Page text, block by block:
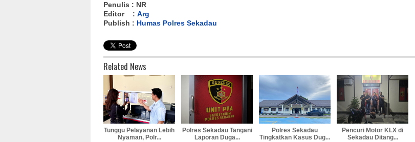
Penulis : NR
Editor : Arg
Publish : Humas Polres Sekadau
Related News
Tunggu Pelayanan Lebih
Nyaman, Polr...
Polres Sekadau Tangani
Laporan Duga...
Polres Sekadau
Tingkatkan Kasus Dug...
Pencuri Motor KLX di
Sekadau Ditang...